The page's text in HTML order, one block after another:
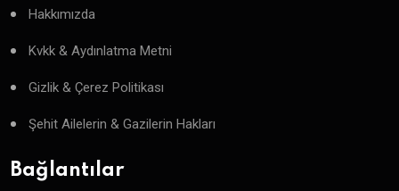
Hakkımızda
Kvkk & Aydınlatma Metni
Gizlik & Çerez Politikası
Şehit Ailelerin & Gazilerin Hakları
Bağlantılar